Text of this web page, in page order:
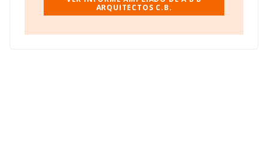
ARQUITECTOS C.B.